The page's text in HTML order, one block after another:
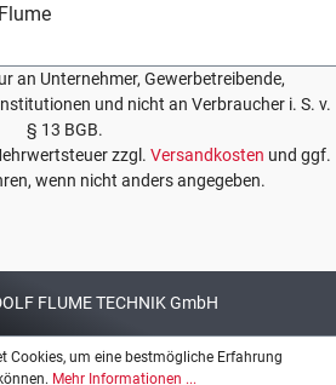
an Unternehmer, Gewerbetreibende,
und nicht an Verbraucher i. S. v.
§ 13 BGB.
zzgl. Versandkosten und ggf.
wenn nicht anders angegeben.
FLUME TECHNIK GmbH
Cookies, um eine bestmögliche Erfahrung
Mehr Informationen ...